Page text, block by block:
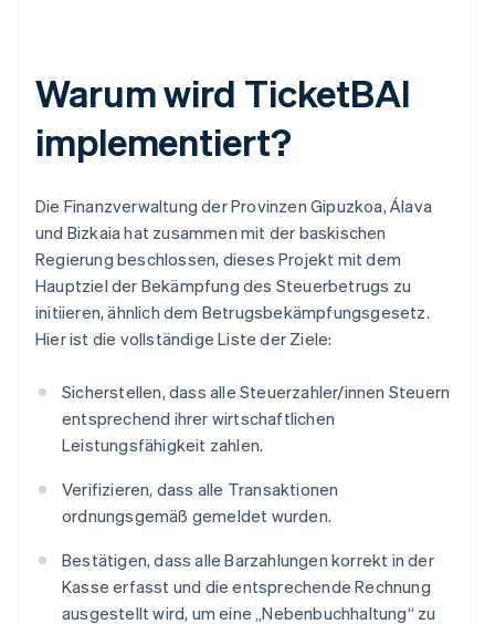
Warum wird TicketBAI
implementiert?
Die Finanzverwaltung der Provinzen Gipuzkoa, Álava
und Bizkaia hat zusammen mit der baskischen
Regierung beschlossen, dieses Projekt mit dem
Hauptziel der Bekämpfung des Steuerbetrugs zu
initiieren, ähnlich dem Betrugsbekämpfungsgesetz.
Hier ist die vollständige Liste der Ziele:
Sicherstellen, dass alle Steuerzahler/innen Steuern
entsprechend ihrer wirtschaftlichen
Leistungsfähigkeit zahlen.
Verifizieren, dass alle Transaktionen
ordnungsgemäß gemeldet wurden.
Bestätigen, dass alle Barzahlungen korrekt in der
Kasse erfasst und die entsprechende Rechnung
ausgestellt wird, um eine „Nebenbuchhaltung“ zu